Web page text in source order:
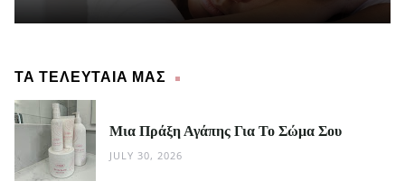
ΤΑ ΤΕΛΕΥΤΑΙΑ ΜΑΣ
Μια Πράξη Αγάπης Για Το Σώμα Σου
JULY 30, 2026